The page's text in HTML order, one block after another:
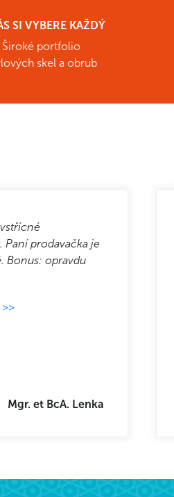
SI VYBERE KAŽDÝ
Široké portfolio
skel a obrub
Paní prodavačka je
Bonus: opravdu
Mgr. et BcA. Lenka